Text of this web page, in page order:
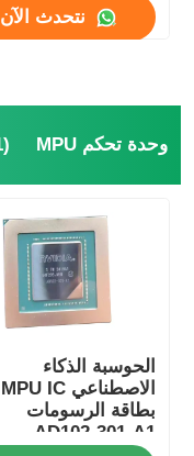
نتحدث الآن
وحدة تحكم MPU (11)
الحوسبة الذكاء
الاصطناعي MPU IC
بطاقة الرسومات
AD102-301-A1